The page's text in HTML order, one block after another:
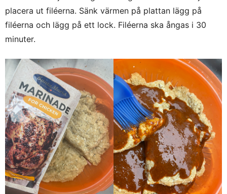
placera ut filéerna. Sänk värmen på plattan lägg på
filéerna och lägg på ett lock. Filéerna ska ångas i 30
minuter.